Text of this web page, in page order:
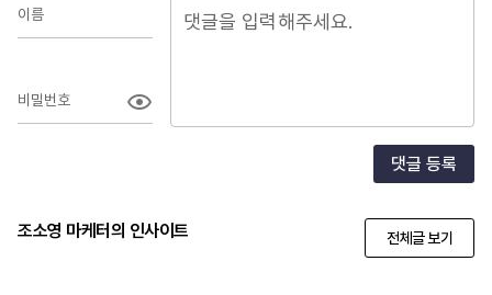
이름
비밀번호
댓글 등록
조소영 마케터의 인사이트 전체글 보기